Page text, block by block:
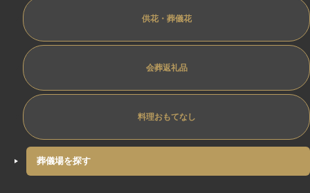
供花・葬儀花
会葬返礼品
料理おもてなし
葬儀場を探す